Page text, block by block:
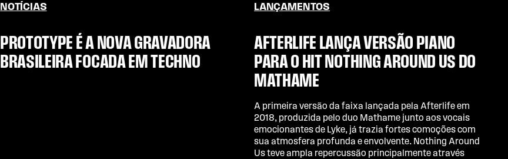
NOTÍCIAS
PROTOTYPE É A NOVA GRAVADORA
BRASILEIRA FOCADA EM TECHNO
LANÇAMENTOS
AFTERLIFE LANÇA VERSÃO PIANO
PARA O HIT NOTHING AROUND US DO
MATHAME
A primeira versão da faixa lançada pela Afterlife em
2018, produzida pelo duo Mathame junto aos vocais
emocionantes de Lyke, já trazia fortes comoções com
sua atmosfera profunda e envolvente. Nothing Around
Us teve ampla repercussão principalmente através